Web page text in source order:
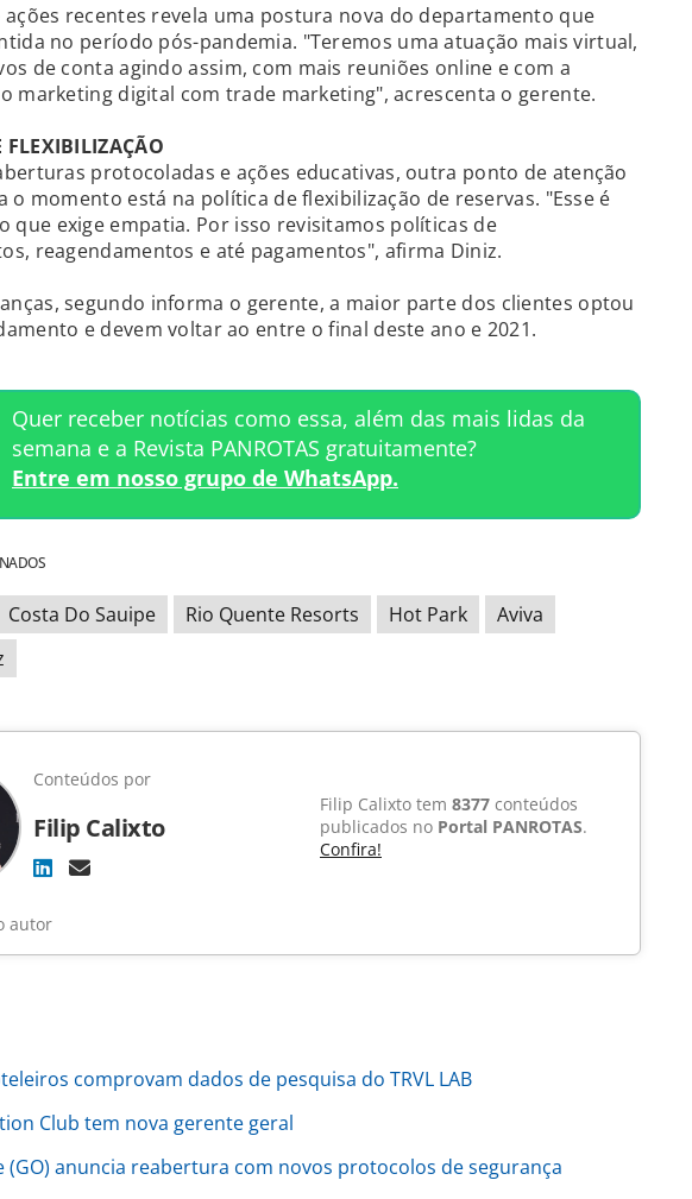
ações recentes revela uma postura nova do departamento que
no período pós-pandemia. "Teremos uma atuação mais virtual,
de conta agindo assim, com mais reuniões online e com a
marketing digital com trade marketing", acrescenta o gerente.
FLEXIBILIZAÇÃO
protocoladas e ações educativas, outra ponto de atenção
o momento está na política de flexibilização de reservas. "Esse é
que exige empatia. Por isso revisitamos políticas de
reagendamentos e até pagamentos", afirma Diniz.
segundo informa o gerente, a maior parte dos clientes optou
e devem voltar ao entre o final deste ano e 2021.
Quer receber notícias como essa, além das mais lidas da
semana e a Revista PANROTAS gratuitamente?
Entre em nosso grupo de WhatsApp.
Costa Do Sauipe Rio Quente Resorts Hot Park
Aviva
Conteúdos por
Filip Calixto
Filip Calixto tem 8377 conteúdos
publicados no Portal PANROTAS.
Confira!
autor
comprovam dados de pesquisa do TRVL LAB
Club tem nova gerente geral
(GO) anuncia reabertura com novos protocolos de segurança